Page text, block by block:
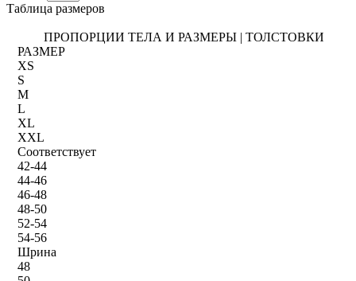
Таблица размеров
ПРОПОРЦИИ ТЕЛА И РАЗМЕРЫ | ТОЛСТОВКИ
РАЗМЕР
XS
S
M
L
XL
XXL
Соответствует
42-44
44-46
46-48
48-50
52-54
54-56
Шрина
48